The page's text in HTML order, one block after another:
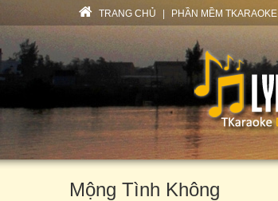
TRANG CHỦ PHẦN MỀM TKARAOKE
Mộng Tình Không